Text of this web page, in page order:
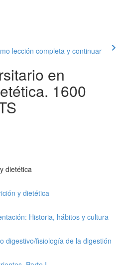
lección completa y continuar
en
1600
dietética
y dietética
Historia, hábitos y cultura
digestivo/fisiología de la digestión